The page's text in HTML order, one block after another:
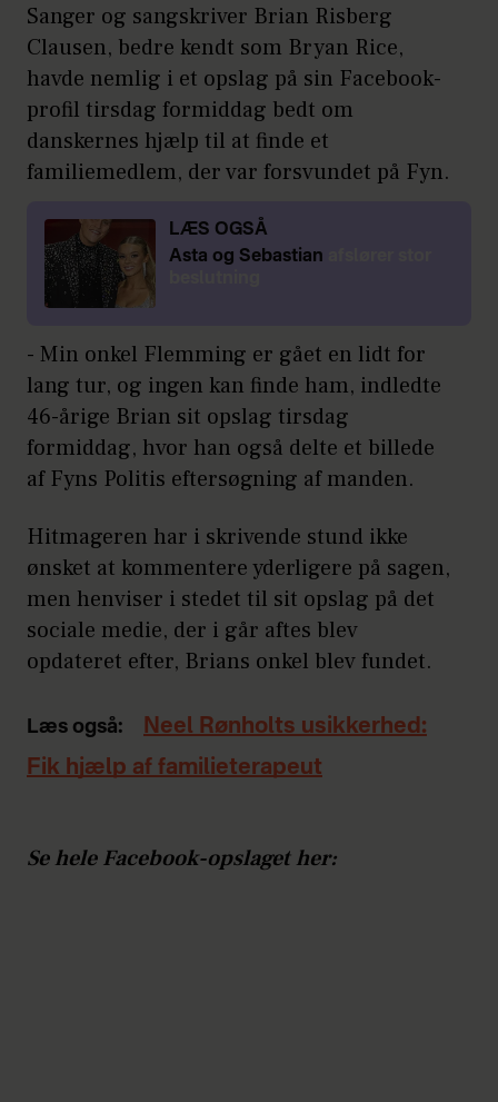
Sanger og sangskriver Brian Risberg
Clausen, bedre kendt som Bryan Rice,
havde nemlig i et opslag på sin Facebook-
profil tirsdag formiddag bedt om
danskernes hjælp til at finde et
familiemedlem, der var forsvundet på Fyn.
LÆS OGSÅ
Asta og Sebastian
- Min onkel Flemming er gået en lidt for
lang tur, og ingen kan finde ham, indledte
46-årige Brian sit opslag tirsdag
formiddag, hvor han også delte et billede
af Fyns Politis eftersøgning af manden.
Hitmageren har i skrivende stund ikke
ønsket at kommentere yderligere på sagen,
men henviser i stedet til sit opslag på det
sociale medie, der i går aftes blev
opdateret efter, Brians onkel blev fundet.
Læs også:
Neel Rønholts usikkerhed:
Fik hjælp af familieterapeut
Se hele Facebook-opslaget her: